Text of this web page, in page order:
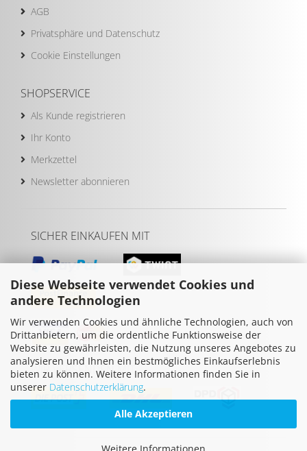
Diese Webseite verwendet Cookies und
andere Technologien
Wir verwenden Cookies und ähnliche Technologien, auch von
Drittanbietern, um die ordentliche Funktionsweise der
Website zu gewährleisten, die Nutzung unseres Angebotes zu
analysieren und Ihnen ein bestmögliches Einkaufserlebnis
bieten zu können. Weitere Informationen finden Sie in
unserer Datenschutzerklärung.
Alle Akzeptieren
AGB
Privatsphäre und Datenschutz
Cookie Einstellungen
SHOPSERVICE
Als Kunde registrieren
Ihr Konto
Merkzettel
Newsletter abonnieren
SICHER EINKAUFEN MIT
WIR VERSENDEN MIT